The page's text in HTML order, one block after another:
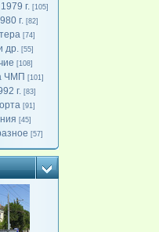
г. [105]
г. [82]
[74]
др. [55]
[108]
ЧМП [101]
г. [83]
[91]
[45]
[57]